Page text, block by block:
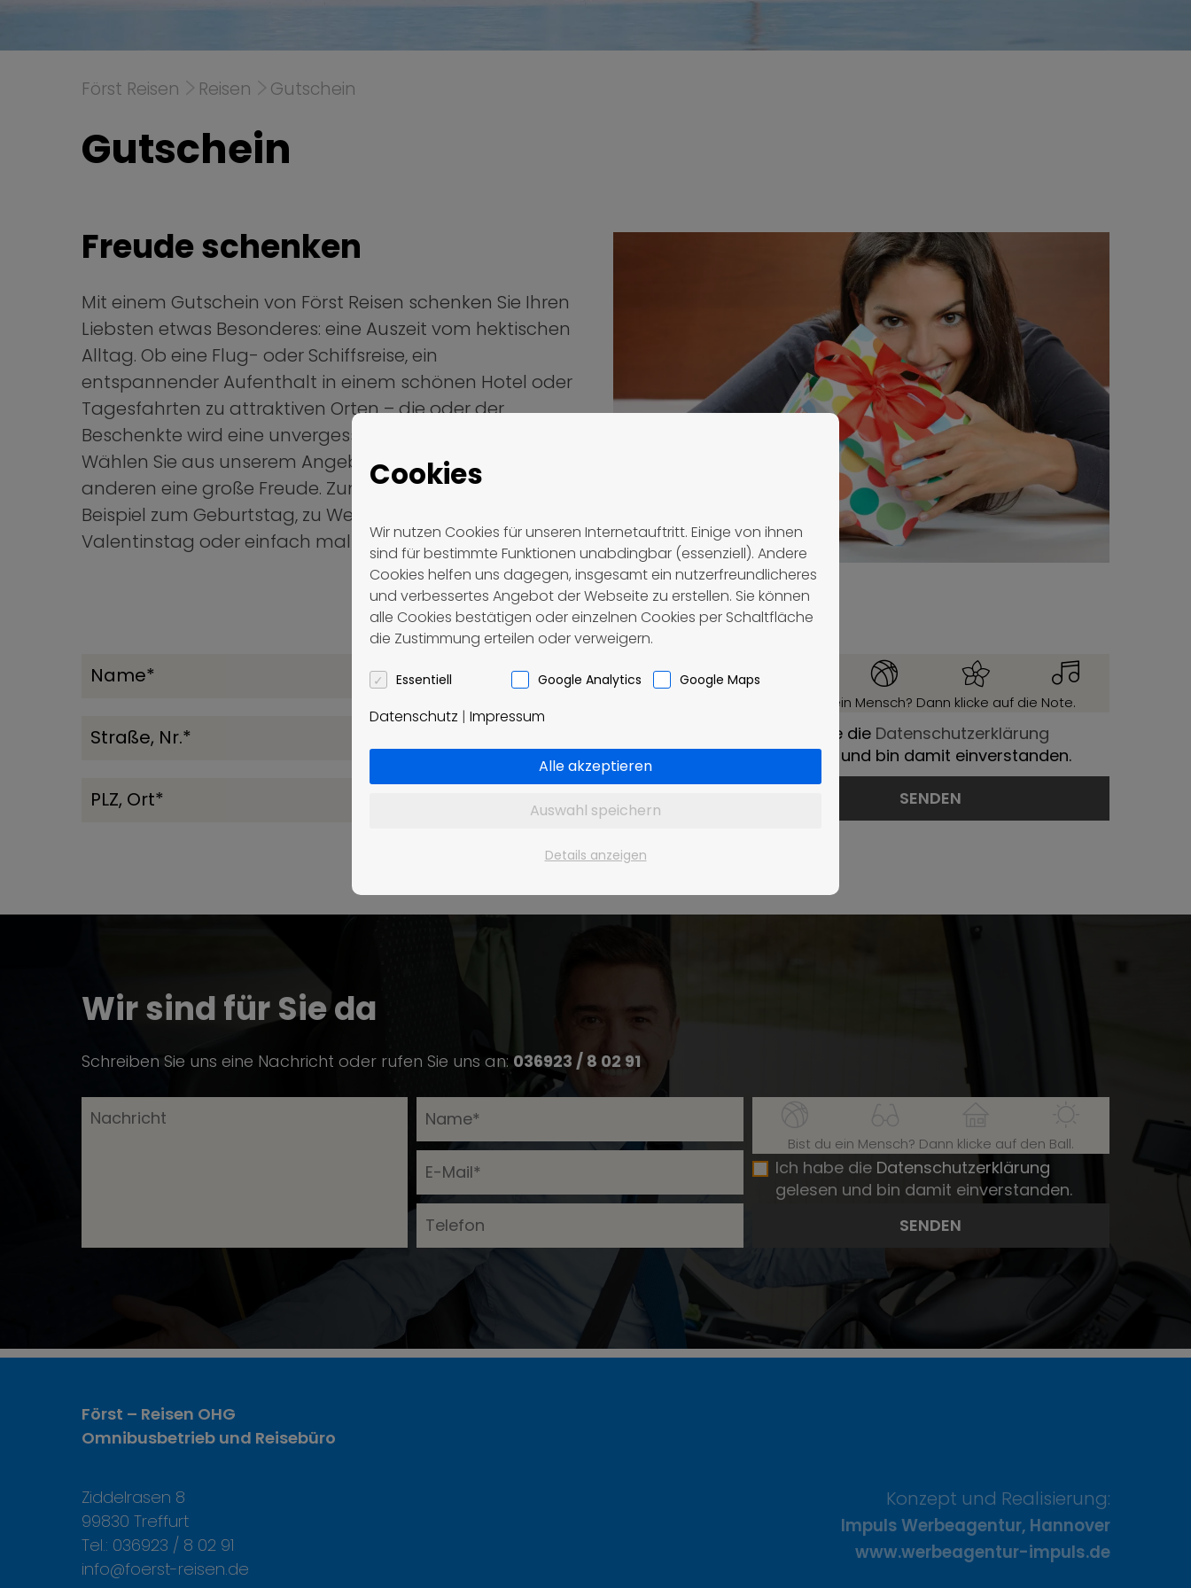
Först Reisen Reisen Gutschein
Gutschein
Freude schenken
Mit einem Gutschein von Först Reisen schenken Sie Ihren
Liebsten etwas Besonderes: eine Auszeit vom hektischen
Alltag. Ob eine Flug- oder Schiffsreise, ein
entspannender Aufenthalt in einem schönen Hotel oder
Tagesfahrten zu attraktiven Orten – die oder der
Beschenkte wird eine unvergessliche Zeit erleben.
Wählen Sie aus unserem Angebot und machen Sie
anderen eine große Freude. Zum
Beispiel zum Geburtstag, zu Weihnachten, zum
Valentinstag oder einfach mal zwischendurch.
Bist du ein Mensch? Dann klicke auf die Note.
Ich habe die Datenschutzerklärung
gelesen und bin damit einverstanden.
Wir sind für Sie da
Schreiben Sie uns eine Nachricht oder rufen Sie uns an: 036923 / 8 02 91
Bist du ein Mensch? Dann klicke auf den Ball.
Ich habe die Datenschutzerklärung
gelesen und bin damit einverstanden.
Först – Reisen OHG
Omnibusbetrieb und Reisebüro
Ziddelrasen 8
99830 Treffurt
Tel.: 036923 / 8 02 91
info@foerst-reisen.de
Konzept und Realisierung:
Impuls Werbeagentur, Hannover
www.werbeagentur-impuls.de
Cookies
Wir nutzen Cookies für unseren Internetauftritt. Einige von ihnen
sind für bestimmte Funktionen unabdingbar (essenziell). Andere
Cookies helfen uns dagegen, insgesamt ein nutzerfreundlicheres
und verbessertes Angebot der Webseite zu erstellen. Sie können
alle Cookies bestätigen oder einzelnen Cookies per Schaltfläche
die Zustimmung erteilen oder verweigern.
Essentiell Google Analytics Google Maps
Datenschutz | Impressum
Alle akzeptieren
Auswahl speichern
Details anzeigen